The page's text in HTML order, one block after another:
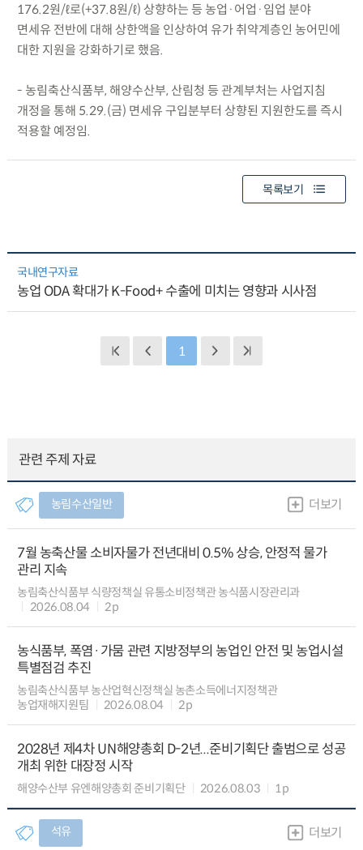
176.2원/ℓ로(+37.8원/ℓ) 상향하는 등 농업·어업·임업 분야
면세유 전반에 대해 상한액을 인상하여 유가 취약계층인 농어민에
대한 지원을 강화하기로 했음.
- 농림축산식품부, 해양수산부, 산림청 등 관계부처는 사업지침
개정을 통해 5.29.(금) 면세유 구입분부터 상향된 지원한도를 즉시
적용할 예정임.
목록보기
국내연구자료
농업 ODA 확대가 K-Food+ 수출에 미치는 영향과 시사점
1
관련 주제 자료
농림수산일반 더보기
7월 농축산물 소비자물가 전년대비 0.5% 상승, 안정적 물가
관리 지속
농림축산식품부 식량정책실 유통소비정책관 농식품시장관리과
2026.08.04
2p
농식품부, 폭염·가뭄 관련 지방정부의 농업인 안전 및 농업시설
특별점검 추진
농림축산식품부 농산업혁신정책실 농촌소득에너지정책관
농업재해지원팀
2026.08.04 2p
2028년 제4차 UN해양총회 D-2년...준비기획단 출범으로 성공
개최 위한 대장정 시작
해양수산부 유엔해양총회 준비기획단 2026.08.03 1p
석유 더보기